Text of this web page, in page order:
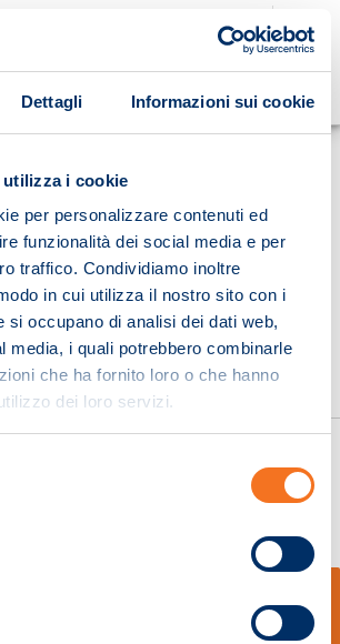
Dettagli Informazioni sui cookie
i cookie
per personalizzare contenuti ed
funzionalità dei social media e per
traffico. Condividiamo inoltre
in cui utilizza il nostro sito con i
si occupano di analisi dei dati web,
media, i quali potrebbero combinarle
che ha fornito loro o che hanno
dei loro servizi.
n.155974 - Cap.Soc. € 2.000.000,00 i.v. La
D.lgs. 231/01